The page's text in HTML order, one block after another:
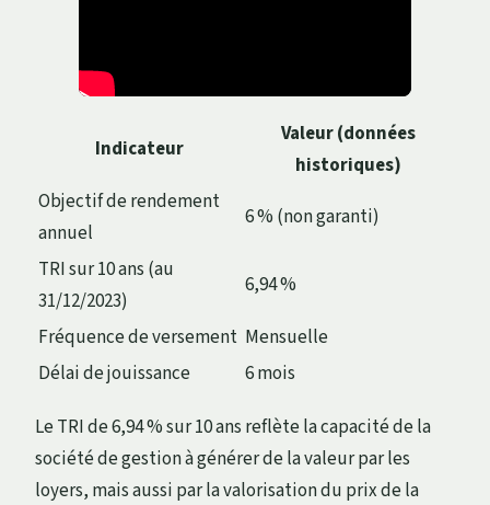
Indicateur
Valeur (données
historiques)
Objectif de rendement
annuel
6 % (non garanti)
TRI sur 10 ans (au
31/12/2023)
6,94 %
Fréquence de versement Mensuelle
Délai de jouissance
6 mois
Le TRI de 6,94 % sur 10 ans reflète la capacité de la
société de gestion à générer de la valeur par les
loyers, mais aussi par la valorisation du prix de la